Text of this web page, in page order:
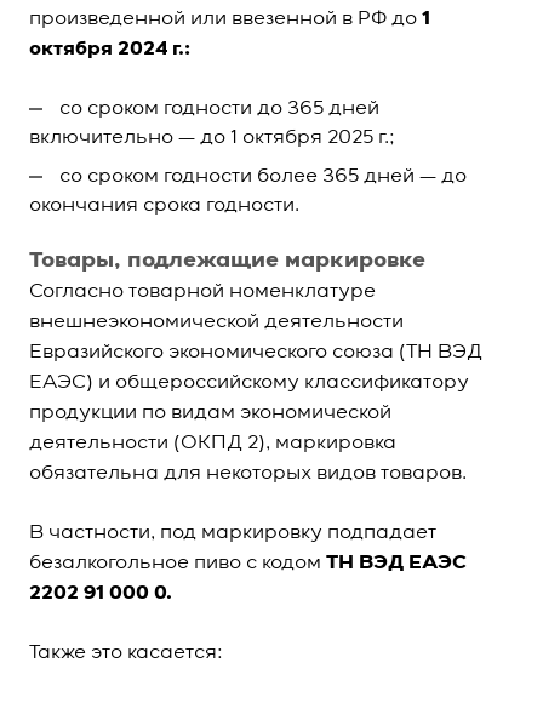
произведенной или ввезенной в РФ до 1
октября 2024 г.:
со сроком годности до 365 дней
включительно — до 1 октября 2025 г.;
со сроком годности более 365 дней — до
окончания срока годности.
Товары, подлежащие маркировке
Согласно товарной номенклатуре
внешнеэкономической деятельности
Евразийского экономического союза (ТН ВЭД
ЕАЭС) и общероссийскому классификатору
продукции по видам экономической
деятельности (ОКПД 2), маркировка
обязательна для некоторых видов товаров.
В частности, под маркировку подпадает
безалкогольное пиво с кодом ТН ВЭД ЕАЭС
2202 91 000 0.
Также это касается: